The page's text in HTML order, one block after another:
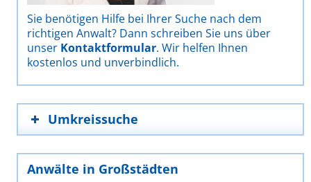
Sie benötigen Hilfe bei Ihrer Suche nach dem
richtigen Anwalt? Dann schreiben Sie uns über
unser Kontaktformular. Wir helfen Ihnen
kostenlos und unverbindlich.
Umkreissuche
Anwälte in Großstädten